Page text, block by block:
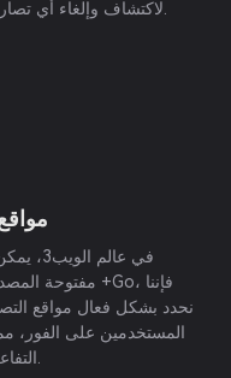
في
نحدد بشكل فعال مواقع
المستخدمين على